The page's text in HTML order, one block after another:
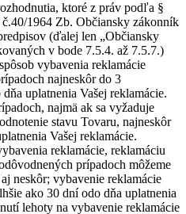
ktoré z práv podľa §
1964 Zb. Občiansky zákonník
(ďalej len „Občiansky
v bode 7.5.4. až 7.5.7.)
vybavenia reklamácie
najneskôr do 3
uplatnenia Vašej reklamácie.
najmä ak sa vyžaduje
stavu Tovaru, najneskôr
Vašej reklamácie.
reklamácie, reklamáciu
prípadoch môžeme
neskôr; vybavenie reklamácie
ako 30 dní odo dňa uplatnenia
lehoty na vybavenie reklamácie